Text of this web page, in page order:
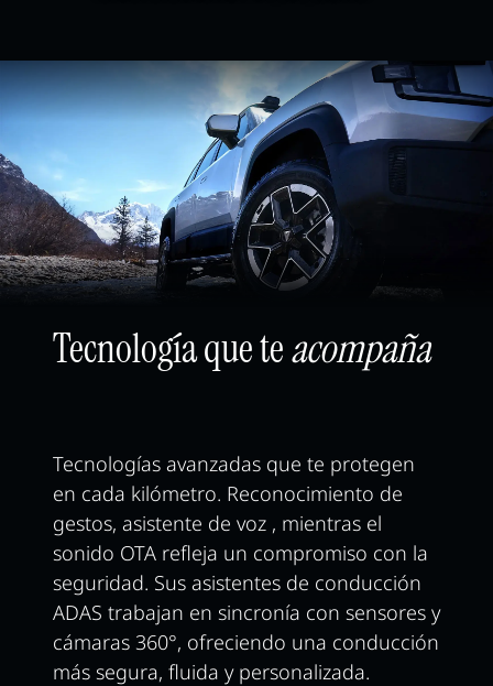
Tecnología que teacompaña
Tecnologías avanzadas que te protegen
en cada kilómetro. Reconocimiento de
gestos, asistente de voz , mientras el
sonido OTA refleja un compromiso con la
seguridad. Sus asistentes de conducción
ADAS trabajan en sincronía con sensores y
cámaras 360°, ofreciendo una conducción
más segura, fluida y personalizada.